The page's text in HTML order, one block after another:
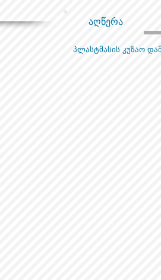
აღწერა
პლასტმასის კუზაო